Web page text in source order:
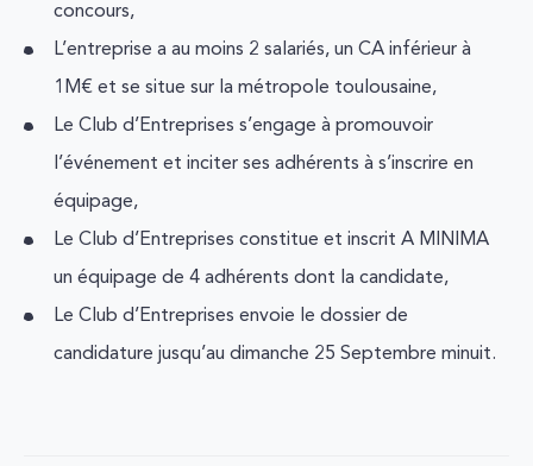
concours,
L’entreprise a au moins 2 salariés, un CA inférieur à
1M€ et se situe sur la métropole toulousaine,
Le Club d’Entreprises s’engage à promouvoir
l’événement et inciter ses adhérents à s’inscrire en
équipage,
Le Club d’Entreprises constitue et inscrit A MINIMA
un équipage de 4 adhérents dont la candidate,
Le Club d’Entreprises envoie le dossier de
candidature jusqu’au dimanche 25 Septembre minuit.